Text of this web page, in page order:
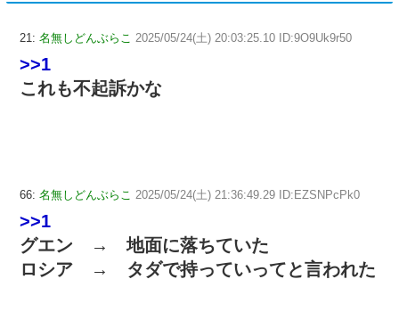
21: 名無しどんぶらこ 2025/05/24(土) 20:03:25.10 ID:9O9Uk9r50
>>1
これも不起訴かな
66: 名無しどんぶらこ 2025/05/24(土) 21:36:49.29 ID:EZSNPcPk0
>>1
グエン → 地面に落ちていた
ロシア → タダで持っていってと言われた